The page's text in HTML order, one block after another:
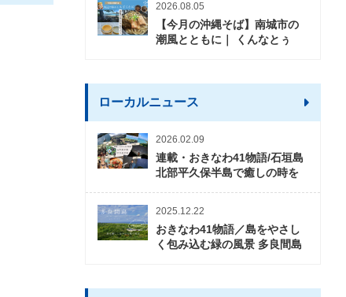
2026.08.05
【今月の沖縄そば】南城市の
潮風とともに｜ くんなとぅ
ローカルニュース
2026.02.09
連載・おきなわ41物語/石垣島
北部平久保半島で癒しの時を
2025.12.22
おきなわ41物語／島をやさし
く包み込む緑の風景 多良間島